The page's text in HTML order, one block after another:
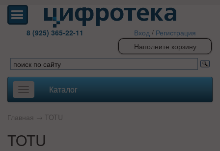
8 (925) 365-22-11 Вход / Регистрация
Наполните корзину
Toggle
navigation
Каталог
Главная → TOTU
TOTU